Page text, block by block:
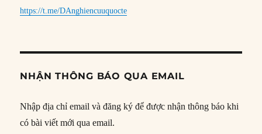
https://t.me/DAnghiencuuquocte
NHẬN THÔNG BÁO QUA EMAIL
Nhập địa chỉ email và đăng ký để được nhận thông báo khi
có bài viết mới qua email.